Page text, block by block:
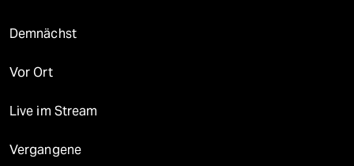
Demnächst
Vor Ort
Live im Stream
Vergangene